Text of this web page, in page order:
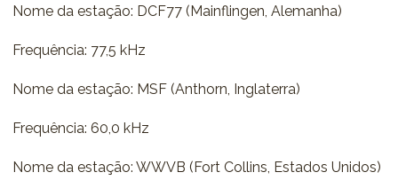
Nome da estação: DCF77 (Mainflingen, Alemanha)
Frequência: 77,5 kHz
Nome da estação: MSF (Anthorn, Inglaterra)
Frequência: 60,0 kHz
Nome da estação: WWVB (Fort Collins, Estados Unidos)